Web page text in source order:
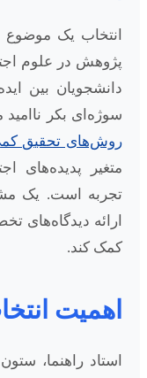
انتخاب یک موضوع
پژوهش در علوم
دانشجویان بین
سوژه‌ای بکر
روش‌های تحقیق
متغیر پدیده‌های
تجربه است. یک
ارائه دیدگاه‌های
کمک کند.
اهمیت
استاد راهنما،